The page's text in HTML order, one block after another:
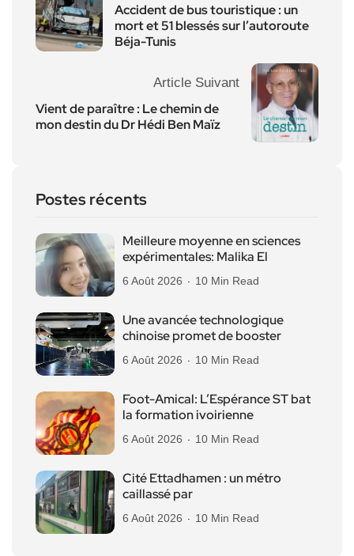
Accident de bus touristique : un
mort et 51 blessés sur l’autoroute
Béja-Tunis
Article Suivant
Vient de paraître : Le chemin de
mon destin du Dr Hédi Ben Maïz
Postes récents
Meilleure moyenne en sciences
expérimentales: Malika El
6 Août 2026 10 Min Read
Une avancée technologique
chinoise promet de booster
6 Août 2026 10 Min Read
Foot-Amical: L’Espérance ST bat
la formation ivoirienne
6 Août 2026 10 Min Read
Cité Ettadhamen : un métro
caillassé par
6 Août 2026 10 Min Read